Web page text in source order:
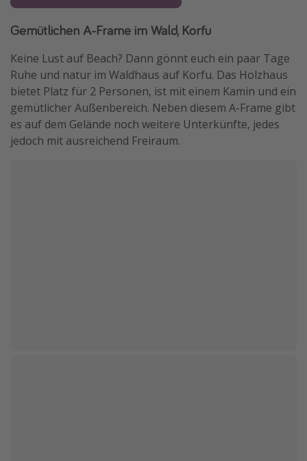
Gemütlichen A-Frame im Wald, Korfu
Keine Lust auf Beach? Dann gönnt euch ein paar Tage
Ruhe und natur im Waldhaus auf Korfu. Das Holzhaus
bietet Platz für 2 Personen, ist mit einem Kamin und ein
gemütlicher Außenbereich. Neben diesem A-Frame gibt
es auf dem Gelände noch weitere Unterkünfte, jedes
jedoch mit ausreichend Freiraum.